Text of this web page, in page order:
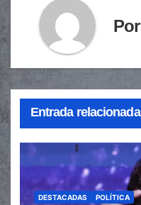
Por
Entrada relacionada
DESTACADAS POLÍTICA